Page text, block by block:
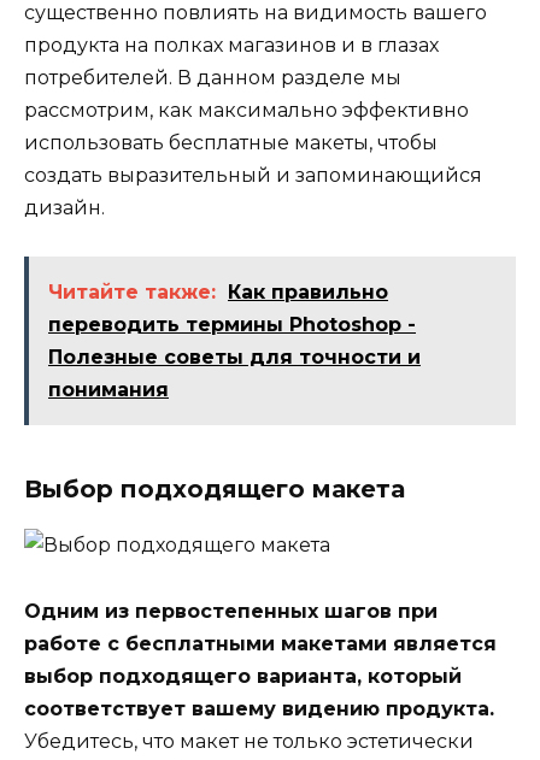
существенно повлиять на видимость вашего
продукта на полках магазинов и в глазах
потребителей. В данном разделе мы
рассмотрим, как максимально эффективно
использовать бесплатные макеты, чтобы
создать выразительный и запоминающийся
дизайн.
Читайте также:
Как правильно
переводить термины Photoshop -
Полезные советы для точности и
понимания
Выбор подходящего макета
Одним из первостепенных шагов при
работе с бесплатными макетами является
выбор подходящего варианта, который
соответствует вашему видению продукта.
Убедитесь, что макет не только эстетически